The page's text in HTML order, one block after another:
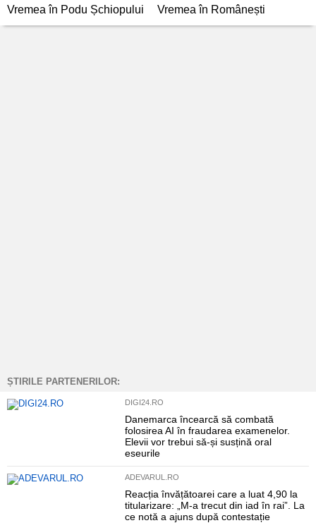
Vremea în Podu Șchiopului Vremea în Românești
ȘTIRILE PARTENERILOR:
DIGI24.RO
Danemarca încearcă să combată
folosirea AI în fraudarea examenelor.
Elevii vor trebui să-și susțină oral
eseurile
ADEVARUL.RO
Reacția învățătoarei care a luat 4,90 la
titularizare: „M-a trecut din iad în rai”. La
ce notă a ajuns după contestație